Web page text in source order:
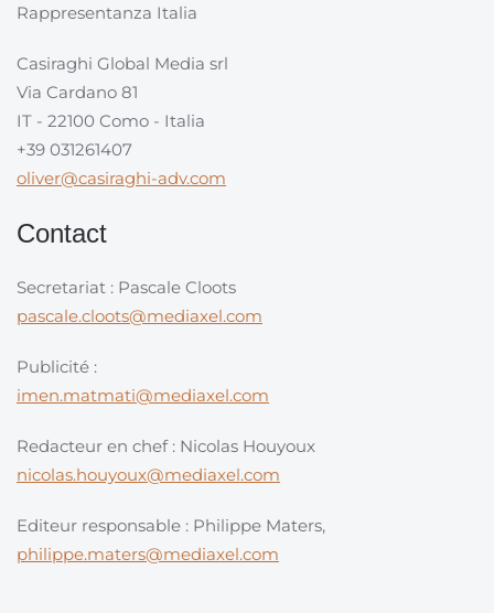
Rappresentanza Italia
Casiraghi Global Media srl
Via Cardano 81
IT - 22100 Como - Italia
+39 031261407
oliver@casiraghi-adv.com
Contact
Secretariat : Pascale Cloots
pascale.cloots@mediaxel.com
Publicité :
imen.matmati@mediaxel.com
Redacteur en chef : Nicolas Houyoux
nicolas.houyoux@mediaxel.com
Editeur responsable : Philippe Maters,
philippe.maters@mediaxel.com